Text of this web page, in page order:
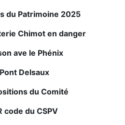
du Patrimoine 2025
Chimot en danger
ave le Phénix
Pont Delsaux
du Comité
code du CSPV